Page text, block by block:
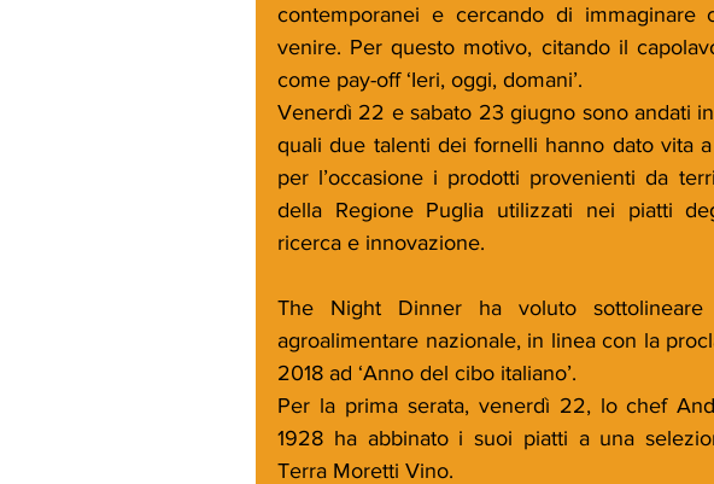
contemporanei e cercando di
venire. Per questo motivo, citando il
come pay-off ‘Ieri, oggi, domani’.
Venerdì 22 e sabato 23 giugno sono andati
quali due talenti dei fornelli hanno dato vita
per l’occasione i prodotti provenienti da
della Regione Puglia utilizzati nei piatti
ricerca e innovazione.
The Night Dinner ha voluto
agroalimentare nazionale, in linea con la
2018 ad ‘Anno del cibo italiano’.
Per la prima serata, venerdì 22, lo chef
1928 ha abbinato i suoi piatti a una
Terra Moretti Vino.